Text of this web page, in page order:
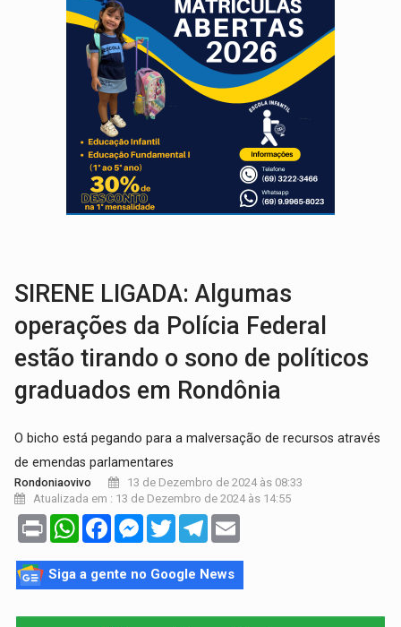
ENCONTRO:Amazônia Negra ganha projeção nacional com participação de
PREVISÃO: Porto Velho tem chances de chuvas isoladas nesta
SINDICATOS UNIDOS: Assembleia Geral delibera greve da educação
PROCESSO SELETIVO: Rondoniaovivo abre oficina de Comunicação com
AGOSTO LILÁS: MPRO lança de portal e promove reflexão sobre trajetória da
REGULARIZAÇÃO: Refis 2026 segue até o fim do ano para
SIRENE LIGADA: Algumas
operações da Polícia Federal
estão tirando o sono de políticos
graduados em Rondônia
O bicho está pegando para a malversação de recursos através
de emendas parlamentares
Rondoniaovivo
13 de Dezembro de 2024 às 08:33
Atualizada em : 13 de Dezembro de 2024 às 14:55
Print WhatsAppFacebookMessenger
TwitterTelegram
Siga a gente no Google News